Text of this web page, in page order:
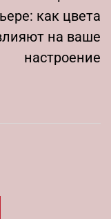
как цвета
на ваше
настроение